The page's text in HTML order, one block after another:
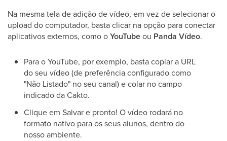
Na mesma tela de adição de vídeo, em vez de selecionar o
upload do computador, basta clicar na opção para conectar
aplicativos externos, como oYouTubeou Panda Vídeo.
Para o YouTube, por exemplo, basta copiar a URL
do seu vídeo (de preferência configurado como
"Não Listado" no seu canal) e colar no campo
indicado da Cakto.
Clique em Salvar e pronto! O vídeo rodará no
formato nativo para os seus alunos, dentro do
nosso ambiente.